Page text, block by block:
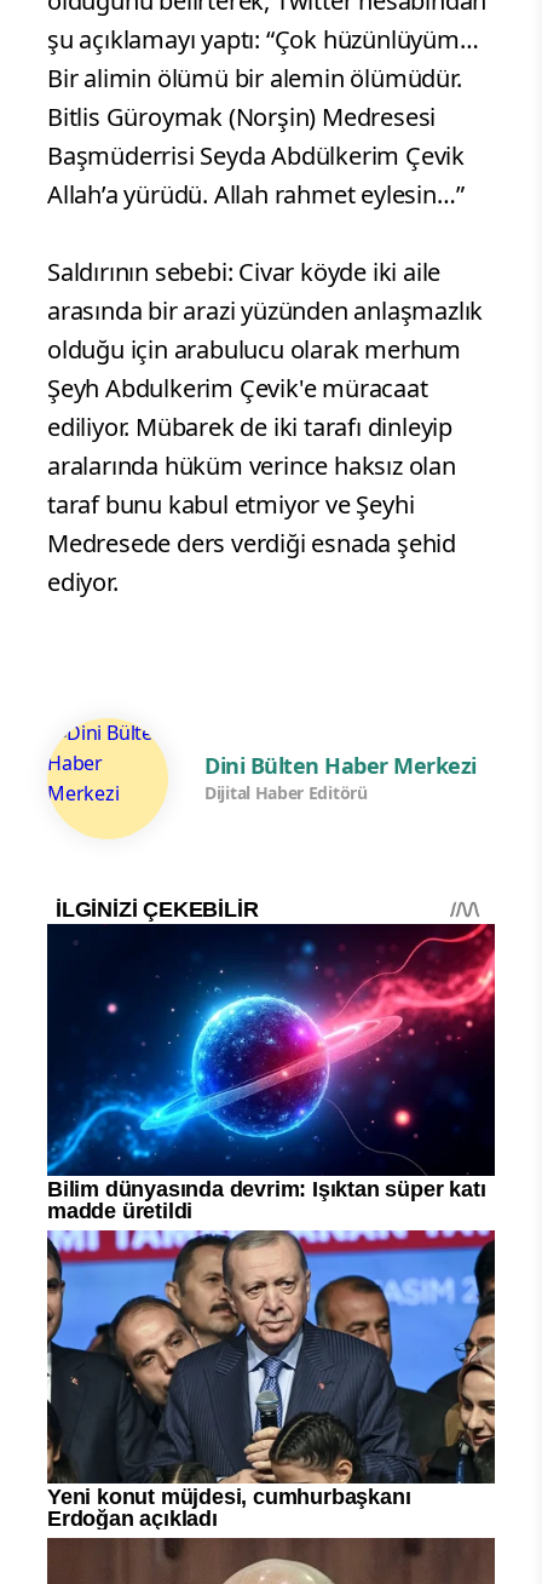
şu açıklamayı yaptı: “Çok hüzünlüyüm…
Bir alimin ölümü bir alemin ölümüdür.
Bitlis Güroymak (Norşin) Medresesi
Başmüderrisi Seyda Abdülkerim Çevik
Allah’a yürüdü. Allah rahmet eylesin…”
Saldırının sebebi: Civar köyde iki aile
arasında bir arazi yüzünden anlaşmazlık
olduğu için arabulucu olarak merhum
Şeyh Abdulkerim Çevik'e müracaat
ediliyor. Mübarek de iki tarafı dinleyip
aralarında hüküm verince haksız olan
taraf bunu kabul etmiyor ve Şeyhi
Medresede ders verdiği esnada şehid
ediyor.
Dini Bülten Haber Merkezi
Dijital Haber Editörü